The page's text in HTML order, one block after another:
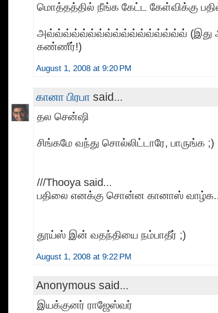
மொத்தத்தில் நீங்க கேட்ட கேள்விக்கு
அவ்வ்வ்வ்வ்வ்வ்வ்வ்வ்வ்வ்வ்வ்வ்வ்வ் (இது
கண்ணீர்!)
August 1, 2008 at 9:20 PM
கானா பிரபா said...
தல சென்ஷி
சிங்கமே வந்து சொல்லிட்டாரே, பாருங்க ;)
///Thooya said...
பதிலை எனக்கு சொன்ன கானாஸ்
தூய்ஸ் இன் வதந்தியை நம்பாதீர் ;)
August 1, 2008 at 9:22 PM
Anonymous said...
இயக்குனர் ராஜேஸ்வர்